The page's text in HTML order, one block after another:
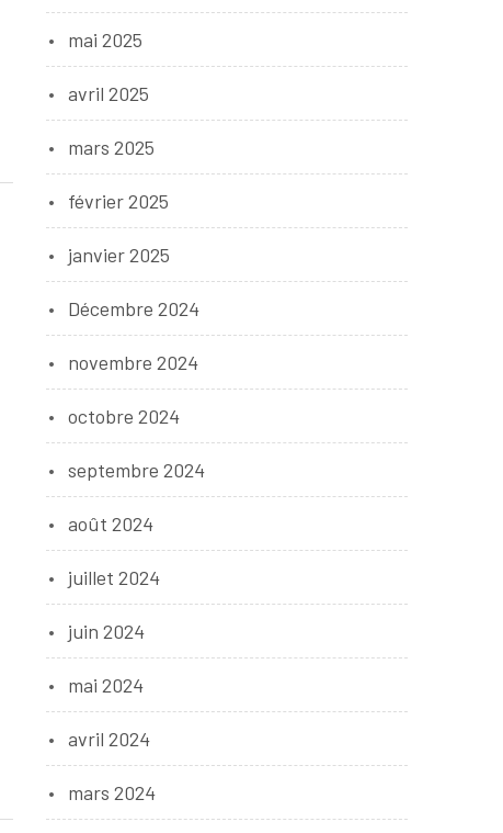
mai 2025
avril 2025
mars 2025
février 2025
janvier 2025
Décembre 2024
novembre 2024
octobre 2024
septembre 2024
août 2024
juillet 2024
juin 2024
mai 2024
avril 2024
mars 2024